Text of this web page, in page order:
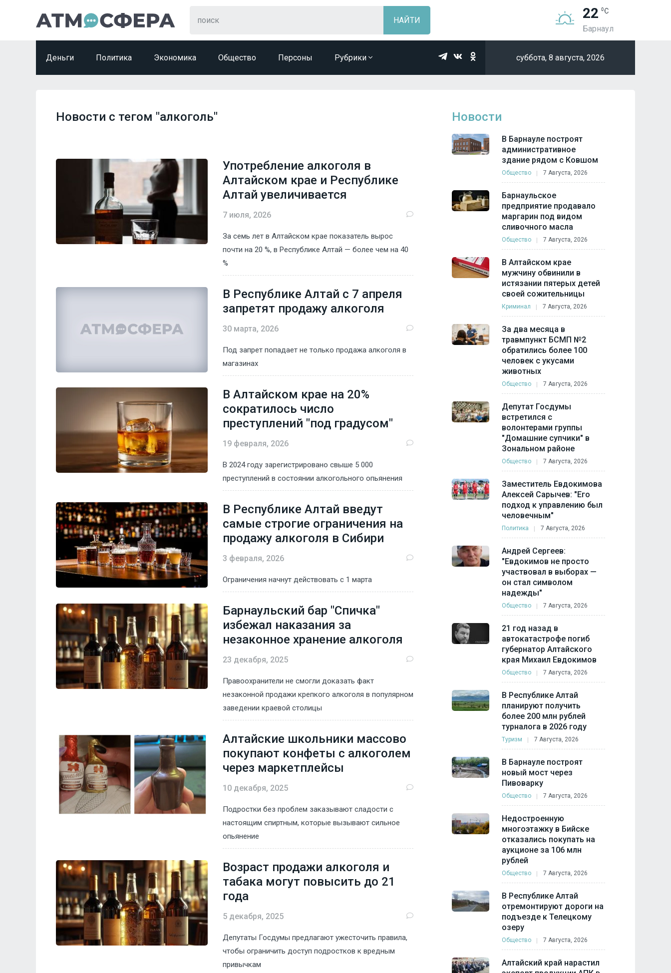
22
Барнаул
Деньги Политика Экономика Общество Персоны Рубрики суббота, 8 августа, 2026
Новости с тегом "алкоголь"
Употребление алкоголя в
Алтайском крае и Республике
Алтай увеличивается
7 июля, 2026
За семь лет в Алтайском крае показатель вырос
почти на 20 %, в Республике Алтай — более чем на 40
%
В Республике Алтай с 7 апреля
запретят продажу алкоголя
30 марта, 2026
Под запрет попадает не только продажа алкоголя в
магазинах
В Алтайском крае на 20%
сократилось число
преступлений "под градусом"
19 февраля, 2026
В 2024 году зарегистрировано свыше 5 000
преступлений в состоянии алкогольного опьянения
В Республике Алтай введут
самые строгие ограничения на
продажу алкоголя в Сибири
3 февраля, 2026
Ограничения начнут действовать с 1 марта
Барнаульский бар "Спичка"
избежал наказания за
незаконное хранение алкоголя
23 декабря, 2025
Правоохранители не смогли доказать факт
незаконной продажи крепкого алкоголя в популярном
заведении краевой столицы
Алтайские школьники массово
покупают конфеты с алкоголем
через маркетплейсы
10 декабря, 2025
Подростки без проблем заказывают сладости с
настоящим спиртным, которые вызывают сильное
опьянение
Возраст продажи алкоголя и
табака могут повысить до 21
года
5 декабря, 2025
Депутаты Госдумы предлагают ужесточить правила,
чтобы ограничить доступ подростков к вредным
привычкам
Новости
В Барнауле построят
административное
здание рядом с Ковшом
Общество 7 Августа, 2026
Барнаульское
предприятие продавало
маргарин под видом
сливочного масла
Общество 7 Августа, 2026
В Алтайском крае
мужчину обвинили в
истязании пятерых детей
своей сожительницы
Криминал 7 Августа, 2026
За два месяца в
травмпункт БСМП №2
обратились более 100
человек с укусами
животных
Общество 7 Августа, 2026
Депутат Госдумы
встретился с
волонтерами группы
"Домашние супчики" в
Зональном районе
Общество 7 Августа, 2026
Заместитель Евдокимова
Алексей Сарычев: "Его
подход к управлению был
человечным"
Политика 7 Августа, 2026
Андрей Сергеев:
"Евдокимов не просто
участвовал в выборах —
он стал символом
надежды"
Общество 7 Августа, 2026
21 год назад в
автокатастрофе погиб
губернатор Алтайского
края Михаил Евдокимов
Общество 7 Августа, 2026
В Республике Алтай
планируют получить
более 200 млн рублей
турналога в 2026 году
Туризм 7 Августа, 2026
В Барнауле построят
новый мост через
Пивоварку
Общество 7 Августа, 2026
Недостроенную
многоэтажку в Бийске
отказались покупать на
аукционе за 106 млн
рублей
Общество 7 Августа, 2026
В Республике Алтай
отремонтируют дороги на
подъезде к Телецкому
озеру
Общество 7 Августа, 2026
Алтайский край нарастил